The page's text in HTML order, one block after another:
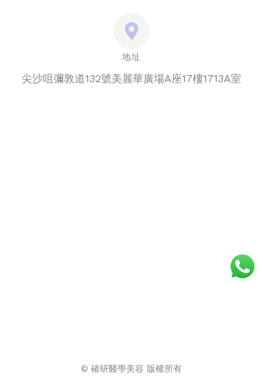
地址
尖沙咀彌敦道132號美麗華廣場A座17樓1713A室
© 確研醫學美容 版權所有